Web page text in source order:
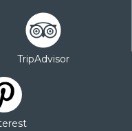
TripAdvisor